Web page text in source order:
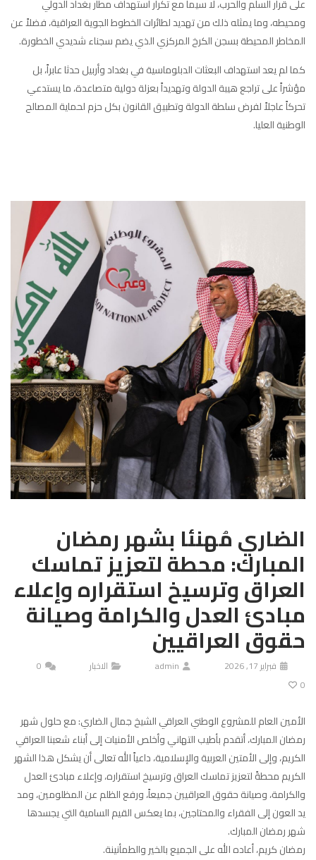
على قرار السلم والحرب، لا سيما مع تكرار استهداف مطار بغداد الدولي
ومحيطه، وما يمثله ذلك من تهديد لطائرات الخطوط الجوية العراقية، فضلاً عن
المخاطر المحيطة بسجن الكرخ المركزي الذي يضم سجناء شديدي الخطورة.
كما لم يعد استهداف البعثات الدبلوماسية في بغداد وأربيل حدثا عابراً، بل
مؤشراً على تراجع هيبة الدولة وتهديداً بعزلة دولية متصاعدة، ما يستدعي
تحركاً عاجلاً لفرض سلطة الدولة وتطبيق القانون بكل حزم لحماية المصالح
الوطنية العليا.
الضاري مُهنئا بشهر رمضان
المبارك: محطة لتعزيز تماسك
العراق وترسيخ استقراره وإعلاء
مبادئ العدل والكرامة وصيانة
حقوق العراقيين
فبراير 17, 2026 admin الاخبار
0
0
الأمين العام للمشروع الوطني العراقي الشيخ جمال الضاري: مع حلول شهر
رمضان المبارك، أتقدم بأطيب التهاني وأخلص الأمنيات إلى أبناء شعبنا العراقي
الكريم، وإلى الأمتين العربية والإسلامية، داعياً الله تعالى أن يشكل هذا الشهر
الكريم محطةً لتعزيز تماسك العراق وترسيخ استقراره، وإعلاء مبادئ العدل
والكرامة، وصيانة حقوق العراقيين جميعاً، ورفع الظلم عن المظلومين، ومد
يد العون إلى الفقراء والمحتاجين، بما يعكس القيم السامية التي يجسدها
شهر رمضان المبارك.
رمضان كريم، أعاده الله على الجميع بالخير والطمأنينة.